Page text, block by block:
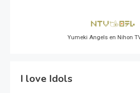
Yumeki Angels en Nihon
I love Idols